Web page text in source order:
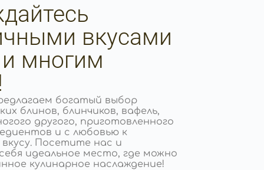
вкусами
многим
богатый выбор
блинов, блинчиков, вафель,
другого, приготовленного
и с любовью к
вкусу. Посетите нас и
идеальное место, где можно
кулинарное наслаждение!